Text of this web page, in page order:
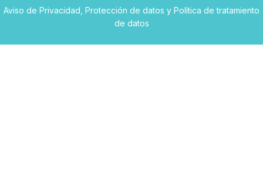
Aviso de Privacidad Protección de datos y Política de tratamiento
de datos